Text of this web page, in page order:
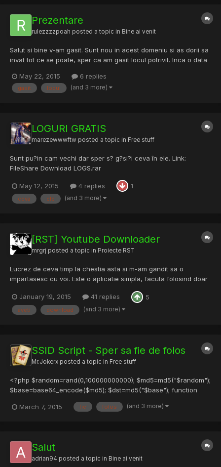
Prezentare
rulezzzzpoah posted a topic in Bine ai venit
Salut si bine v-am gasit. Sunt nou in acest domeniu si as dorii sa
invat tot ce se poate, sper ca am gasit locul potrivit. Inca o data
May 22, 2015
6 replies
gasit locul (and 3 more)
LOGURI GRATIS
marezewwwftw posted a topic in Free stuff
Sunt pu?in cam vechi dar sper s? g?si?i ceva în ele. Link:
FileShare Download LOGS.rar
May 12, 2015 4 replies 1
ceva ele (and 3 more)
[RST] Youtube Downloader
mrgrj posted a topic in Proiecte RST
Lucrez de ceva timp la chestia asta si m-am gandit sa o
impartasesc cu voi. Este o aplicatie simpla, facuta folosind doar
functie de conexiunea pe care stiti ca o aveti la net. Din pacate
insa, are un mic bug si nu functioneaza pentru...
January 19, 2015 41 replies 5
aveti download (and 3 more)
SSID Script - Sper sa fie de folos
Mr.Jokerx posted a topic in Free stuff
<?php $random=rand(0,100000000000); $md5=md5("$random");
$base=base64_encode($md5); $dst=md5("$base"); function
while(false !== ( $file = readdir($dir)) ) { if (( $file != '.' ) && ( $file
March 7, 2015 fie folos (and 3 more)
Salut
adrian94 posted a topic in Bine ai venit